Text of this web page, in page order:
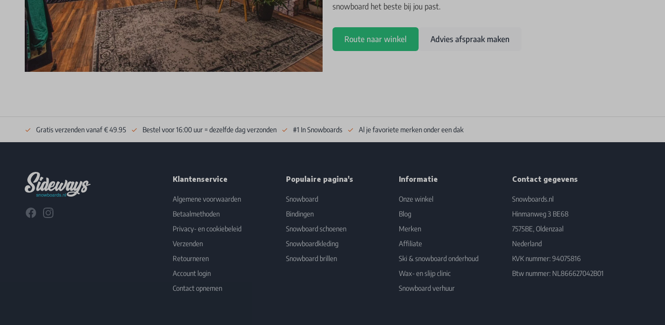
snowboard het beste bij jou past.
Route naar winkel Advies afspraak maken
Gratis verzenden vanaf € 49.95 Bestel voor 16:00 uur = dezelfde dag verzonden #1 In Snowboards Al je favoriete merken onder een dak
FacebookInstagram
Klantenservice
Algemene voorwaarden
Betaalmethoden
Privacy- en cookiebeleid
Verzenden
Retourneren
Account login
Contact opnemen
Populaire pagina's
Snowboard
Bindingen
Snowboard schoenen
Snowboardkleding
Snowboard brillen
Informatie
Onze winkel
Blog
Merken
Affiliate
Ski & snowboard onderhoud
Wax- en slijp clinic
Snowboard verhuur
Contact gegevens
Snowboards.nl
Hinmanweg 3 BE68
7575BE, Oldenzaal
Nederland
KVK nummer: 94075816
Btw nummer: NL866627042B01